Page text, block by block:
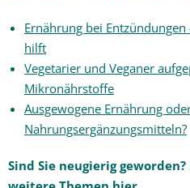
Ernährung bei
hilft
Vegetarier und Veganer
Mikronährstoffe
Ausgewogene Ernährung
Nahrungsergänzungsmitteln?
Sind Sie neugierig geworden?